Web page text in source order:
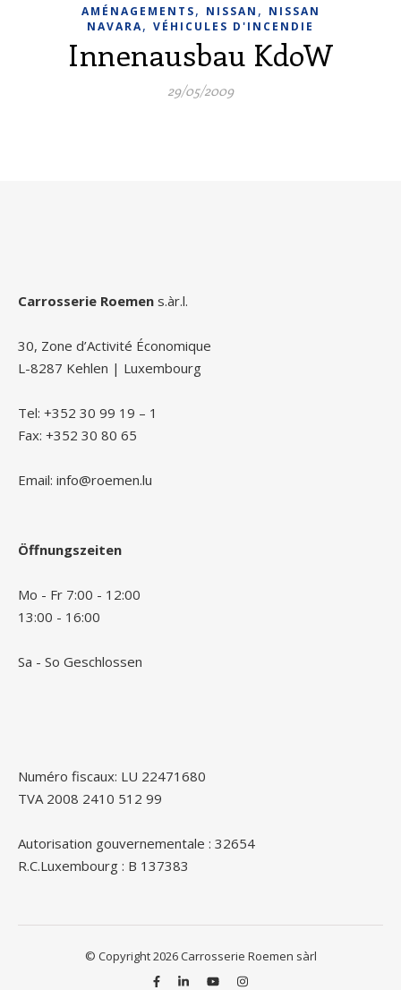
AMÉNAGEMENTS, NISSAN , NISSAN
NAVARA, VÉHICULES D'INCENDIE
Innenausbau KdoW
29/05/2009
Carrosserie Roemen s.àr.l.
30, Zone d’Activité Économique
L-8287 Kehlen | Luxembourg
Tel: +352 30 99 19 – 1
Fax: +352 30 80 65
Email: info@roemen.lu
Öffnungszeiten
Mo - Fr 7:00 - 12:00
13:00 - 16:00
Sa - So Geschlossen
Numéro fiscaux: LU 22471680
TVA 2008 2410 512 99
Autorisation gouvernementale : 32654
R.C.Luxembourg : B 137383
© Copyright 2026 Carrosserie Roemen sàrl